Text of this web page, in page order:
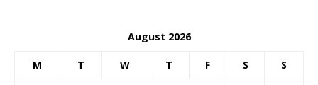
August 2026
M T W T F S S